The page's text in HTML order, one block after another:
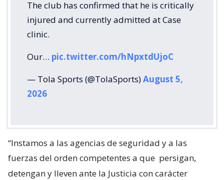
The club has confirmed that he is critically
injured and currently admitted at Case
clinic.
Our… pic.twitter.com/hNpxtdUjoC
— Tola Sports (@TolaSports)August 5,
2026
“Instamos a las agencias de seguridad y a las
fuerzas del orden competentes a que persigan,
detengan y lleven ante la Justicia con carácter